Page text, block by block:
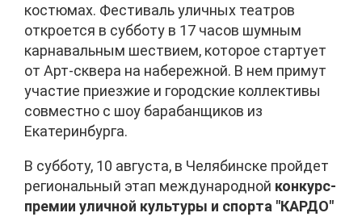
костюмах. Фестиваль уличных театров
откроется в субботу в 17 часов шумным
карнавальным шествием, которое стартует
от Арт-сквера на набережной. В нем примут
участие приезжие и городские коллективы
совместно с шоу барабанщиков из
Екатеринбурга.
В субботу, 10 августа, в Челябинске пройдет
региональный этап международной конкурс-
премии уличной культуры и спорта "КАРДО"